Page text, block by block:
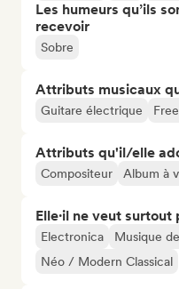
Les humeurs qu’ils
recevoir
Sobre
Attributs musicaux
Guitare électrique
Attributs qu'il/elle
Compositeur Album à
Elle·il ne veut surtout
Electronica Musique
Néo / Modern Classical